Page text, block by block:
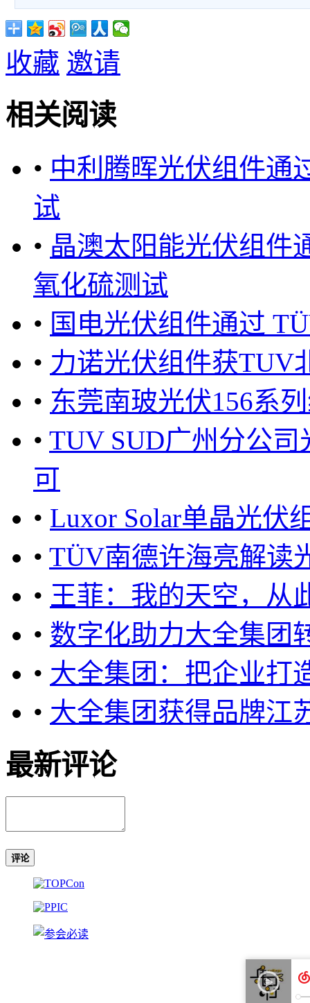
收藏 邀请
相关阅读
• 中利腾晖光伏组件通
试
• 晶澳太阳能光伏组件
氧化硫测试
• 国电光伏组件通过
• 力诺光伏组件获TUV
• 东莞南玻光伏156系
• TUV SUD广州分公
可
• Luxor Solar单晶光伏
• TÜV南德许海亮解读
• 王菲：我的天空，从
• 数字化助力大全集团
• 大全集团：把企业打
• 大全集团获得品牌江
最新评论
评论